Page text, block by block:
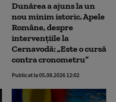
Dunărea a ajuns la un
nou minim istoric. Apele
Române, despre
intervențiile la
Cernavodă: „Este o cursă
contra cronometru”
Publicat la 05.08.2026 12:02